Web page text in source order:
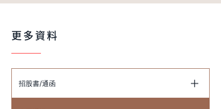
更多資料
招股書/通函